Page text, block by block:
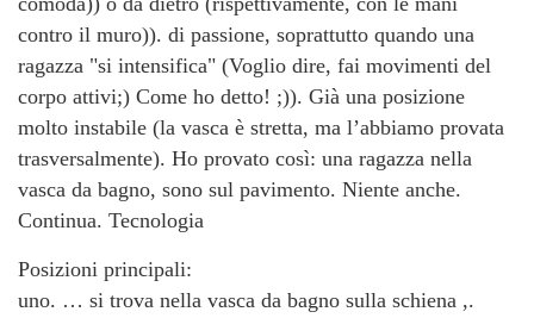
contro il muro)). di passione, soprattutto quando una
ragazza "si intensifica" (Voglio dire, fai movimenti del
corpo attivi;) Come ho detto! ;)). Già una posizione
molto instabile (la vasca è stretta, ma l’abbiamo provata
trasversalmente). Ho provato così: una ragazza nella
vasca da bagno, sono sul pavimento. Niente anche.
Continua. Tecnologia
Posizioni principali:
uno. … si trova nella vasca da bagno sulla schiena ,.